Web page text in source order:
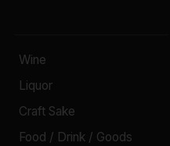
Wine
Liquor
Craft Sake
Food / Drink / Goods